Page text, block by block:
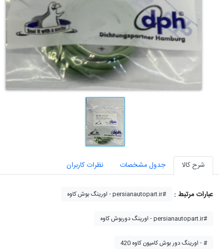
شرح کالا جدول مشخصات نظرات کاربران
عبارات مرتبط : اورینگ بوش کاوه - persianautopart.ir#
اورینگ دوربوش کاوه - persianautopart.ir#
اورینگ دور بوش کامیون کاوه 420 - #